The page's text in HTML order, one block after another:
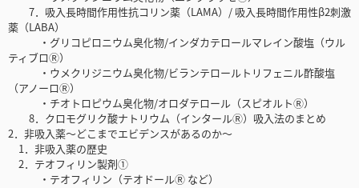
7．吸入長時間作用性抗コリン薬（LAMA）/ 吸入長時間作用性β2刺激
薬（LABA）
・グリコピロニウム臭化物/インダカテロールマレイン酸塩（ウル
ティブロⓇ）
・ウメクリジニウム臭化物/ビランテロールトリフェニル酢酸塩
（アノーロⓇ）
・チオトロピウム臭化物/オロダテロール（スピオルトⓇ）
8．クロモグリク酸ナトリウム（インタールⓇ）吸入法のまとめ
2．非吸入薬〜どこまでエビデンスがあるのか〜
1．非吸入薬の歴史
2．テオフィリン製剤①
・テオフィリン（テオドールⓇ など）